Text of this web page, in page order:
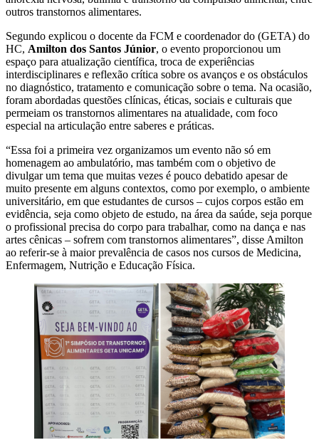
outros transtornos alimentares.
Segundo explicou o docente da FCM e coordenador do (GETA) do
HC, Amilton dos Santos Júnior, o evento proporcionou um
espaço para atualização científica, troca de experiências
interdisciplinares e reflexão crítica sobre os avanços e os obstáculos
no diagnóstico, tratamento e comunicação sobre o tema. Na ocasião,
foram abordadas questões clínicas, éticas, sociais e culturais que
permeiam os transtornos alimentares na atualidade, com foco
especial na articulação entre saberes e práticas.
“Essa foi a primeira vez organizamos um evento não só em
homenagem ao ambulatório, mas também com o objetivo de
divulgar um tema que muitas vezes é pouco debatido apesar de
muito presente em alguns contextos, como por exemplo, o ambiente
universitário, em que estudantes de cursos – cujos corpos estão em
evidência, seja como objeto de estudo, na área da saúde, seja porque
o profissional precisa do corpo para trabalhar, como na dança e nas
artes cênicas – sofrem com transtornos alimentares”, disse Amilton
ao referir-se à maior prevalência de casos nos cursos de Medicina,
Enfermagem, Nutrição e Educação Física.